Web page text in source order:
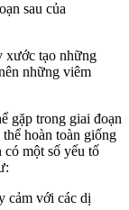
sau của
xước tạo những
những viêm
gặp trong giai đoạn
hoàn toàn giống
một số yếu tố
cảm với các dị